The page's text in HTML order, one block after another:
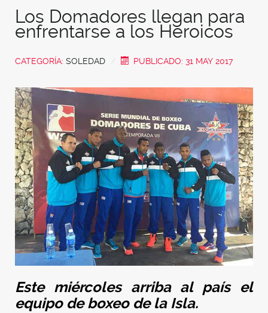
Los Domadores llegan para
enfrentarse a los Heroicos
CATEGORÍA: SOLEDAD PUBLICADO: 31 MAY 2017
Este miércoles arriba al país el
equipo de boxeo de la Isla.